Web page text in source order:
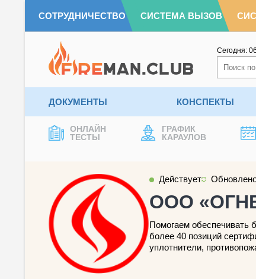
СОТРУДНИЧЕСТВО СИСТЕМА ВЫЗОВ
Сегодня:
ДОКУМЕНТЫ КОНСПЕКТЫ
ОНЛАЙН
ТЕСТЫ
ГРАФИК
КАРАУЛОВ
Действует
ООО
Помогаем обеспечивать
более 40 позиций
уплотнители,